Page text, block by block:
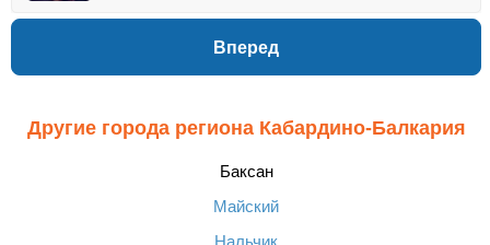
Вперед
Другие города региона Кабардино-Балкария
Баксан
Майский
Нальчик